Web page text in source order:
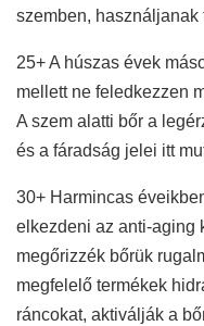
szemben, használjanak
25+ A húszas évek
mellett ne feledkezzen
A szem alatti bőr a
és a fáradság jelei itt
30+ Harmincas
elkezdeni az anti-aging
megőrizzék bőrük
megfelelő termékek
ráncokat, aktiválják a